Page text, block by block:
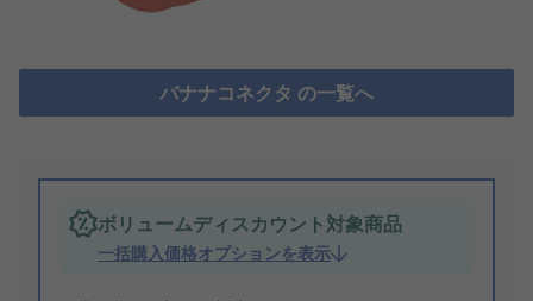
バナナコネクタ の一覧へ
ボリュームディスカウント対象商品
一括購入価格オプションを表示